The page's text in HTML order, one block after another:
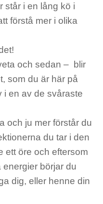
står i en lång kö i
förstå mer i olika
och sedan – blir
som du är här på
i en av de svåraste
och ju mer förstår du
du tar i den
ett öre och eftersom
börjar du
dig, eller henne din